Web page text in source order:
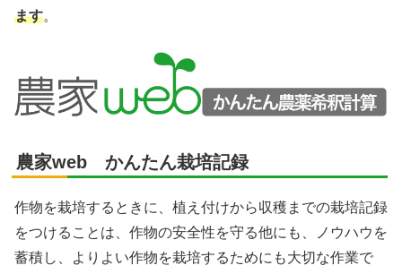
ます。
農家web かんたん栽培記録
作物を栽培するときに、植え付けから収穫までの栽培記録
をつけることは、作物の安全性を守る他にも、ノウハウを
蓄積し、よりよい作物を栽培するためにも大切な作業で
LinkedIn